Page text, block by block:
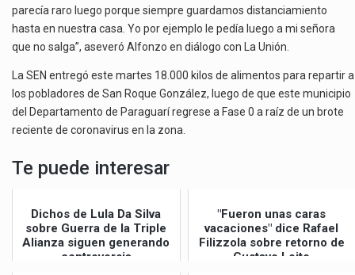
parecía raro luego porque siempre guardamos distanciamiento
hasta en nuestra casa. Yo por ejemplo le pedía luego a mi señora
que no salga”, aseveró Alfonzo en diálogo con La Unión.
La SEN entregó este martes 18.000 kilos de alimentos para repartir a
los pobladores de San Roque González, luego de que este municipio
del Departamento de Paraguarí regrese a Fase 0 a raíz de un brote
reciente de coronavirus en la zona.
Te puede interesar
Dichos de Lula Da Silva
sobre Guerra de la Triple
Alianza siguen generando
controversia
"Fueron unas caras
vacaciones" dice Rafael
Filizzola sobre retorno de
Gustavo Leite